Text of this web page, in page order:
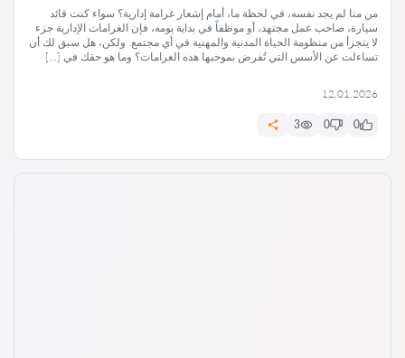
من منا لم يجد نفسه، في لحظة ما، أمام إشعار غرامة إدارية؟ سواء كنت قائد
سيارة، صاحب عمل مجتهد، أو موظفاً في بداية يومه، فإن الغرامات الإدارية جزء
لا يتجزأ من منظومة الحياة المدنية والمهنية في أي مجتمع. ولكن، هل سبق لك أن
تساءلت عن الأسس التي تُفرض بموجبها هذه الغرامات؟ وما هو حقك في […]
12.01.2026
0
0
3